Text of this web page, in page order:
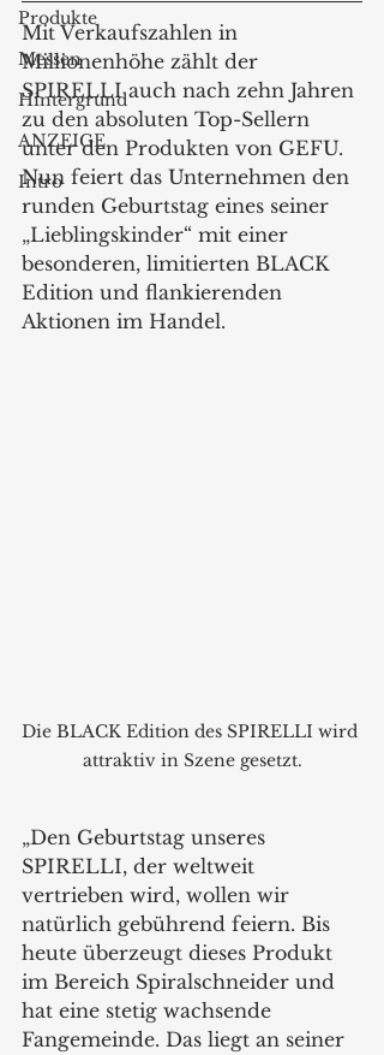
Produkte
Messen
Hintergrund
ANZEIGE
Intro
Mit Verkaufszahlen in
Millionenhöhe zählt der
SPIRELLI auch nach zehn Jahren
zu den absoluten Top-Sellern
unter den Produkten von GEFU.
Nun feiert das Unternehmen den
runden Geburtstag eines seiner
„Lieblingskinder“ mit einer
besonderen, limitierten BLACK
Edition und flankierenden
Aktionen im Handel.
Die BLACK Edition des SPIRELLI wird
attraktiv in Szene gesetzt.
„Den Geburtstag unseres
SPIRELLI, der weltweit
vertrieben wird, wollen wir
natürlich gebührend feiern. Bis
heute überzeugt dieses Produkt
im Bereich Spiralschneider und
hat eine stetig wachsende
Fangemeinde. Das liegt an seiner